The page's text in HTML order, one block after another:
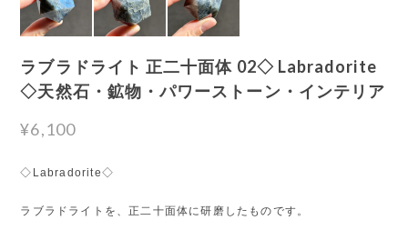
ラブラドライト 正二十面体 02◇ Labradorite
◇天然石・鉱物・パワーストーン・インテリア
¥6,100
◇Labradorite◇
ラブラドライトを、正二十面体に研磨したものです。